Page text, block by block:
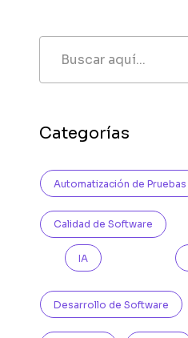
Categorías
Automatización de Pruebas
Calidad de Software
IA
Desarrollo de Software